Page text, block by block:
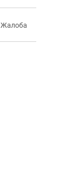
Жалоба